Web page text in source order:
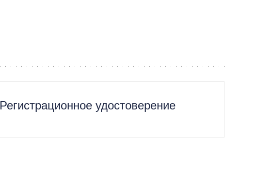
Регистрационное удостоверение